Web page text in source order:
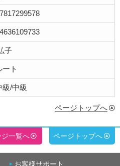
子
ート
級/中級
ページトップへ
一覧へ ページトップへ
お客様サポート